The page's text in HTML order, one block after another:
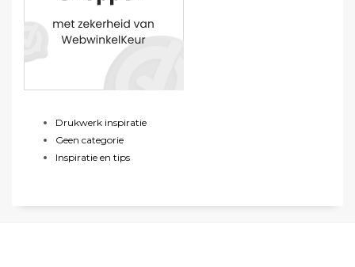
Drukwerk inspiratie
Geen categorie
Inspiratie en tips